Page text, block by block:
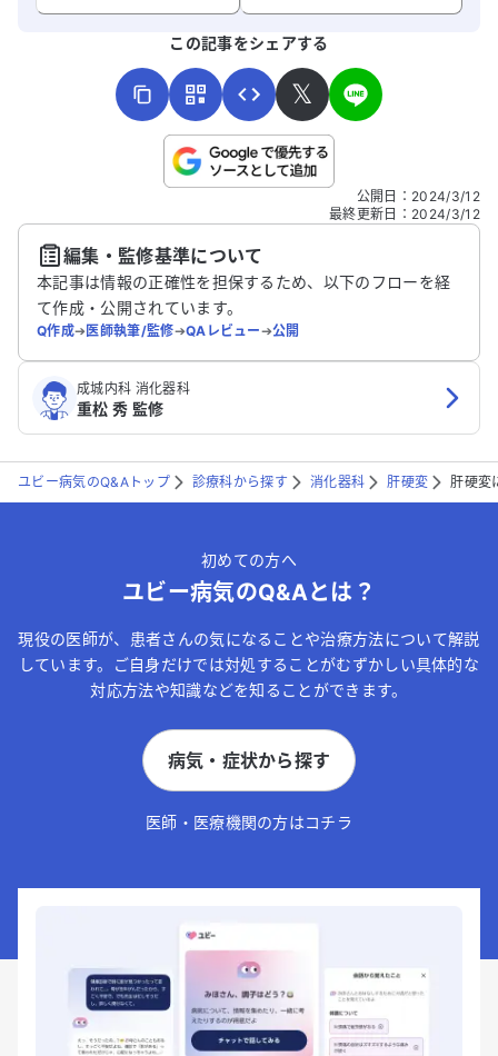
こちらは送信専用のフォームです。氏名やご自身の病気の詳細な
送信する
この記事をシェアする
𝕏
公開日 ： 2024/3/12
最終更新日 ： 2024/3/12
編集・監修基準について
本記事は情報の正確性を担保するため、以下のフローを経
て作成・公開されています。
Q作成➔医師執筆/監修➔QAレビュー➔公開
成城内科 消化器科
重松 秀 監修
ユビー病気のQ&Aトップ 診療科から探す 消化器科 肝硬変 肝硬変
初めての方へ
ユビー病気のQ&Aとは？
現役の医師が、患者さんの気になることや治療方法について解説
しています。ご自身だけでは対処することがむずかしい具体的な
対応方法や知識などを知ることができます。
病気・症状から探す
医師・医療機関の方はコチラ